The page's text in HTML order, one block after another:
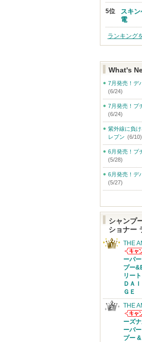
スキ
電
ランキング
What's
7月発売！デ
(6/24)
7月発売！プ
(6/24)
紫外線に負
レブン (6/10)
6月発売！プ
(5/28)
6月発売！デ
(5/27)
シャンプ
ショナー
THE
THE
から
があ
ーパ
プー
リー
ＤＡ
ＧＥ
THE
THE
から
があ
ーズ
ーパ
プー